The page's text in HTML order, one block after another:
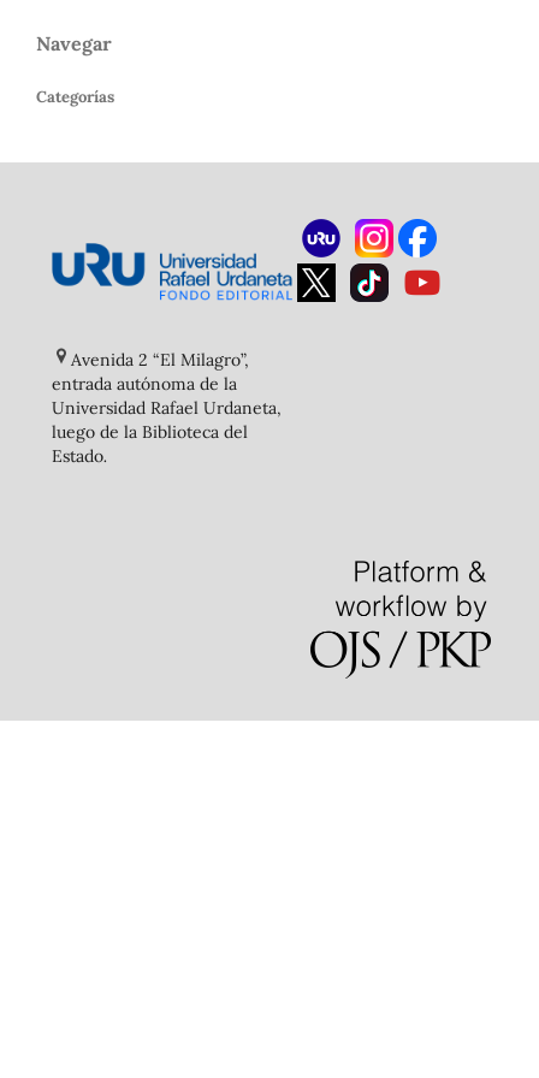
Navegar
Categorías
Avenida 2 “El Milagro”,
entrada autónoma de la
Universidad Rafael Urdaneta,
luego de la Biblioteca del
Estado.